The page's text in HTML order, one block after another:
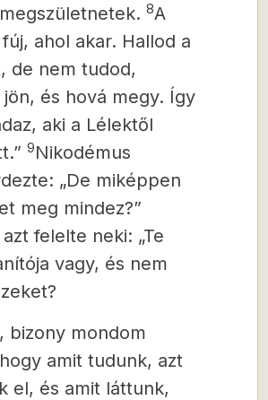
8A
ahol akar. Hallod a
de nem tudod,
jön, és hová megy. Így
aki a Lélektől
9Nikodémus
„De miképpen
meg mindez?”
felelte neki: „Te
vagy, és nem
bizony mondom
amit tudunk, azt
el, és amit láttunk,